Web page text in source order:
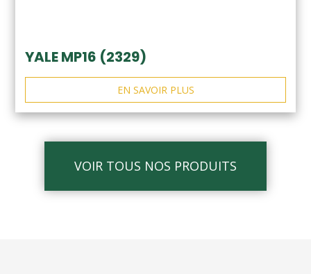
YALE MP16 (2329)
EN SAVOIR PLUS
VOIR TOUS NOS PRODUITS